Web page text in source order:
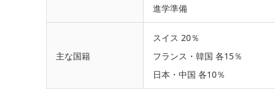
進学準備
主な国籍
スイス 20％
フランス・韓国 各15％
日本・中国 各10％